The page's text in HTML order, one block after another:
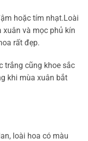
hoặc tím nhạt.Loài
xuân và mọc phủ kín
rất đẹp.
trắng cũng khoe sắc
khi mùa xuân bắt
loài hoa có màu